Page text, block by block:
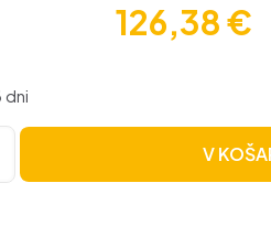
126,38€
dni
V